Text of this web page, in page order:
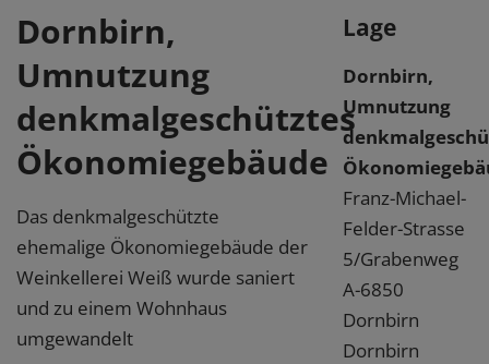
Dornbirn,
Umnutzung
denkmalgeschütztes
Ökonomiegebäude
Das denkmalgeschützte
ehemalige Ökonomiegebäude der
Weinkellerei Weiß wurde saniert
und zu einem Wohnhaus
umgewandelt
Lage
Dornbirn,
Umnutzung
Franz-Michael-
Felder-Strasse
5/Grabenweg
A-6850
Dornbirn
Dornbirn